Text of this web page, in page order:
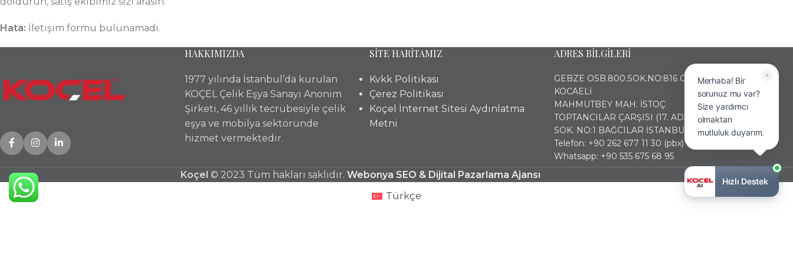
Hata: İletişim formu bulunamadı.
HAKKIMIZDA
1977 yılında İstanbul’da kurulan
KOÇEL Çelik Eşya Sanayi Anonim
Şirketi, 46 yıllık tecrübesiyle çelik
eşya ve mobilya sektöründe
hizmet vermektedir.
SİTE HARİTAMIZ
Kvkk Politikası
Çerez Politikası
Koçel İnternet Sitesi Aydınlatma
Metni
ADRES BİLGİLERİ
GEBZE OSB.800.SOK.NO:816 GEBZE
KOCAELİ
MAHMUTBEY MAH. İSTOÇ
TOPTANCILAR ÇARŞISI (17. ADA) 2436
SOK. NO:1 BAĞCILAR İSTANBUL
Telefon: +90 262 677 11 30 (pbx)
Whatsapp: +90 535 675 68 95
Koçel © 2023 Tüm hakları saklıdır. Webonya SEO & Dijital Pazarlama Ajansı
Türkçe
Merhaba! Bir
sorunuz mu var?
Size yardımcı
olmaktan
mutluluk duyarım.
Hızlı Destek